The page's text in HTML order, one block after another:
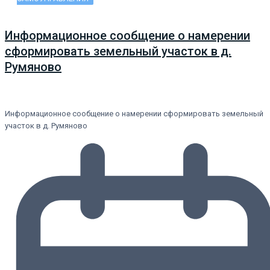
Информационное сообщение о намерении
сформировать земельный участок в д.
Румяново
Информационное сообщение о намерении сформировать земельный
участок в д. Румяново